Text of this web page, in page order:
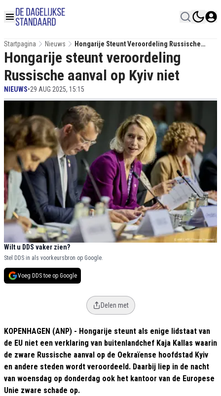
Startpagina Nieuws
Hongarije Steunt Veroordeling Russische
Aanval Op Kyiv Niet
Hongarije steunt veroordeling
Russische aanval op Kyiv niet
NIEUWS•29 AUG 2025, 15:15
Wilt u DDS vaker zien?
Stel DDS in als voorkeursbron op Google.
Voeg DDS toe op Google
Delen met
KOPENHAGEN (ANP) - Hongarije steunt als enige lidstaat van
de EU niet een verklaring van buitenlandchef Kaja Kallas waarin
de zware Russische aanval op de Oekraïense hoofdstad Kyiv
en andere steden wordt veroordeeld. Daarbij liep in de nacht
van woensdag op donderdag ook het kantoor van de Europese
Unie zware schade op.